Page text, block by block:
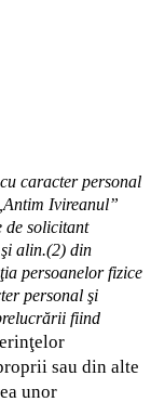
caracter personal
Ivireanul”
de solicitant
alin.(2) din
persoanelor fizice
personal şi
fiind
sau din alte
unor